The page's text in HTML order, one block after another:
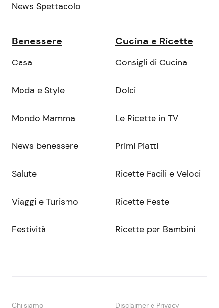
News Spettacolo
Benessere
Casa
Moda e Style
Mondo Mamma
News benessere
Salute
Viaggi e Turismo
Festività
Cucina e Ricette
Consigli di Cucina
Dolci
Le Ricette in TV
Primi Piatti
Ricette Facili e Veloci
Ricette Feste
Ricette per Bambini
Chi siamo Disclaimer e Privacy